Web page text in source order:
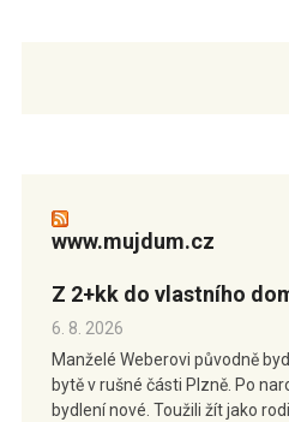
www.mujdum.cz
Z 2+kk do vlastního
6. 8. 2026
Manželé Weberovi původně
bytě v rušné části Plzně. Po
bydlení nové. Toužili žít jako